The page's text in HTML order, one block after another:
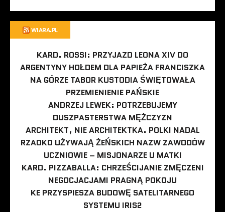
WIARA.PL
KARD. ROSSI: PRZYJAZD LEONA XIV DO
ARGENTYNY HOŁDEM DLA PAPIEŻA FRANCISZKA
NA GÓRZE TABOR KUSTODIA ŚWIĘTOWAŁA
PRZEMIENIENIE PAŃSKIE
ANDRZEJ LEWEK: POTRZEBUJEMY
DUSZPASTERSTWA MĘŻCZYZN
ARCHITEKT, NIE ARCHITEKTKA. POLKI NADAL
RZADKO UŻYWAJĄ ŻEŃSKICH NAZW ZAWODÓW
UCZNIOWIE – MISJONARZE U MATKI
KARD. PIZZABALLA: CHRZEŚCIJANIE ZMĘCZENI
NEGOCJACJAMI PRAGNĄ POKOJU
KE PRZYSPIESZA BUDOWĘ SATELITARNEGO
SYSTEMU IRIS2